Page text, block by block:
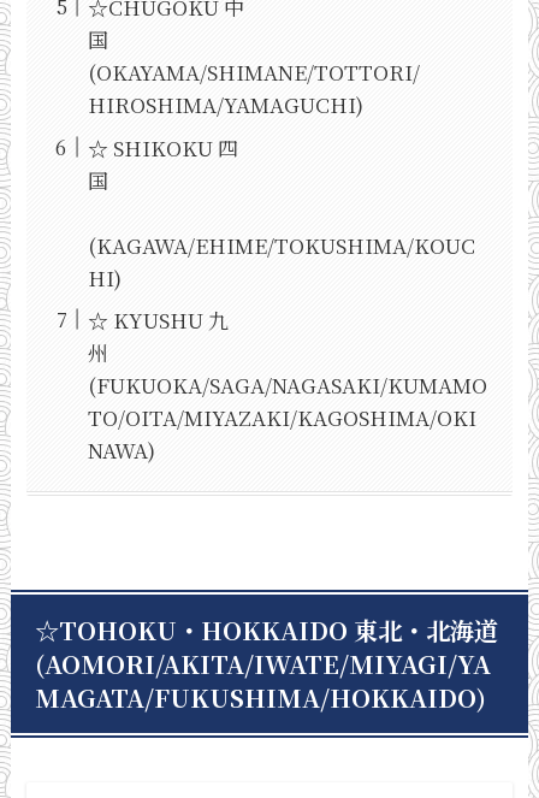
☆CHUGOKU 中
国
(OKAYAMA/SHIMANE/TOTTORI/
HIROSHIMA/YAMAGUCHI)
☆ SHIKOKU 四
国
(KAGAWA/EHIME/TOKUSHIMA/KOUC
HI)
☆ KYUSHU 九
州
(FUKUOKA/SAGA/NAGASAKI/KUMAMO
TO/OITA/MIYAZAKI/KAGOSHIMA/OKI
NAWA)
☆TOHOKU・HOKKAIDO 東北・北海道
(AOMORI/AKITA/IWATE/MIYAGI/YA
MAGATA/FUKUSHIMA/HOKKAIDO)